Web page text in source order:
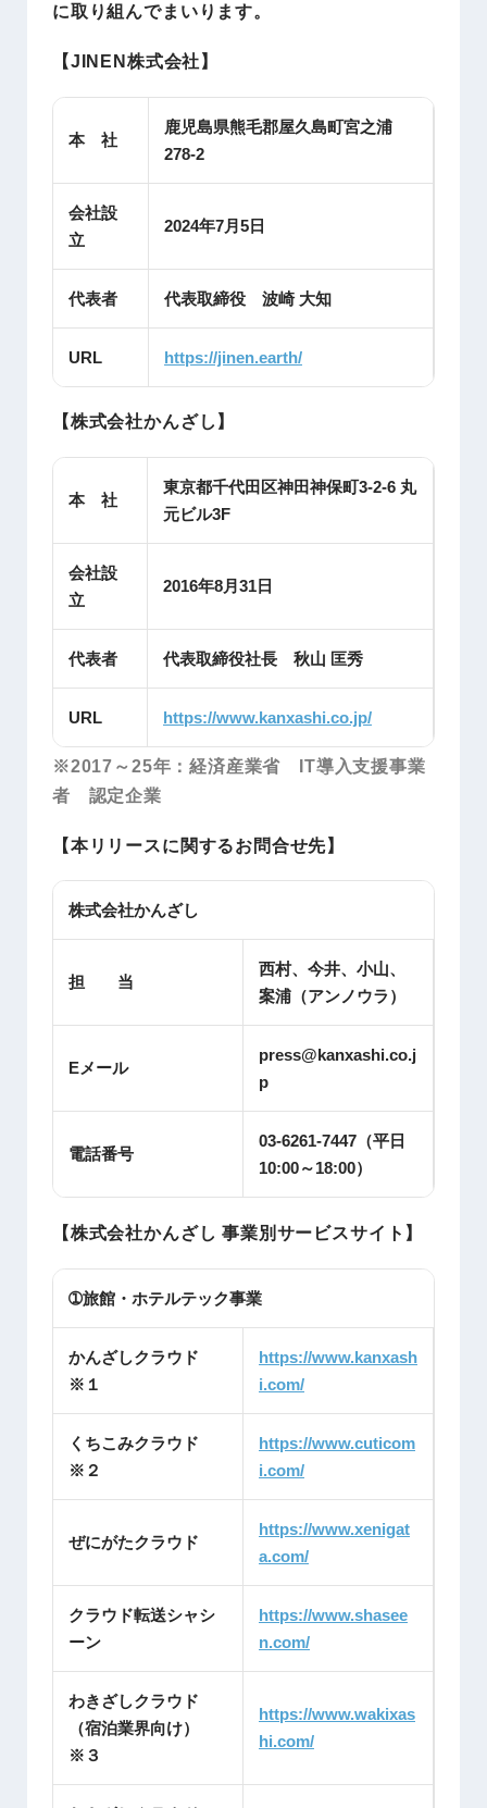
に取り組んでまいります。
【JINEN株式会社】
本 社
鹿児島県熊毛郡屋久島町宮之浦
278-2
会社設
立
2024年7月5日
代表者 代表取締役 波崎 大知
URL https://jinen.earth/
【株式会社かんざし】
本 社
東京都千代田区神田神保町3-2-6 丸
元ビル3F
会社設
立
2016年8月31日
代表者 代表取締役社長 秋山 匡秀
URL https://www.kanxashi.co.jp/
※2017～25年：経済産業省 IT導入支援事業
者 認定企業
【本リリースに関するお問合せ先】
株式会社かんざし
担 当
西村、今井、小山、
案浦（アンノウラ）
Eメール
press@kanxashi.co.j
p
電話番号
03-6261-7447（平日
10:00～18:00）
【株式会社かんざし 事業別サービスサイト】
➀旅館・ホテルテック事業
かんざしクラウド
※１
https://www.kanxash
i.com/
くちこみクラウド
※２
https://www.cuticom
i.com/
ぜにがたクラウド
https://www.xenigat
a.com/
クラウド転送シャシ
ーン
https://www.shasee
n.com/
わきざしクラウド
（宿泊業界向け）
※３
https://www.wakixas
hi.com/